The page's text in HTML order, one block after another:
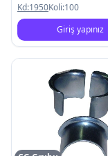
Kd:1950Koli:100
Giriş yapınız